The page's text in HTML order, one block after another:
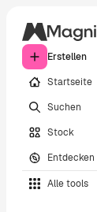
Erstellen
Startseite
Suchen
Stock
Entdecken
Alle tools